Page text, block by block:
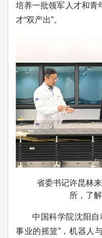
培养一批领军人才和青
才“双产出”。
省委书记许昆林
所，了
中国科学院沈阳自
事业的摇篮”，机器人